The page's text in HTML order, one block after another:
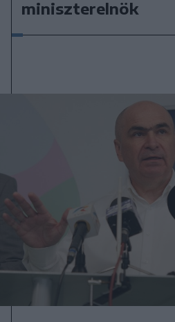
miniszterelnök